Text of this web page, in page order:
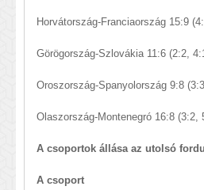
Horvátország-Franciaország 15:9
Görögország-Szlovákia 11:6 (2:2,
Oroszország-Spanyolország 9:8
Olaszország-Montenegró 16:8 (3:2,
A csoportok állása az utolsó
A csoport